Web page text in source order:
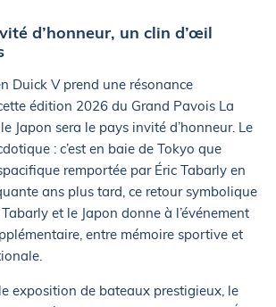
d’honneur, un clin d’œil
Duick V prend une résonance
édition 2026 du Grand Pavois La
Japon sera le pays invité d’honneur. Le
: c’est en baie de Tokyo que
remportée par Éric Tabarly en
ans plus tard, ce retour symbolique
et le Japon donne à l’événement
entre mémoire sportive et
exposition de bateaux prestigieux, le